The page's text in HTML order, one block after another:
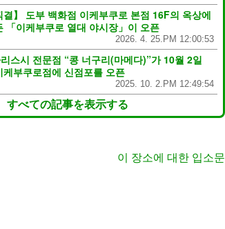
결】 도부 백화점 이케부쿠로 본점 16F의 옥상에
「이케부쿠로 열대 야시장」이 오픈
2026. 4. 25.PM 12:00:53
리스시 전문점 “콩 너구리(마메다)”가 10월 2일
부쿠로점에 신점포를 오픈
2025. 10. 2.PM 12:49:54
すべての記事を表示する
이 장소에 대한 입소문